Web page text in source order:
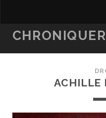
CHRONIQUER
ACHILLE